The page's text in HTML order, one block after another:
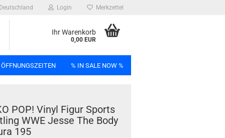
Deutschland Login Merkzettel
Ihr Warenkorb
0,00 EUR
% IN SALE NOW %
POP! Vinyl Figur Sports
WWE Jesse The Body
195